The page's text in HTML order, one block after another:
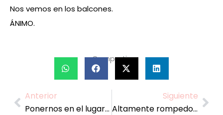
Nos vemos en los balcones.
ÁNIMO.
Compartir:
Prev
Anterior
Ponernos en el lugar del otro
Siguiente
Altamente rompedor, altamente clasico